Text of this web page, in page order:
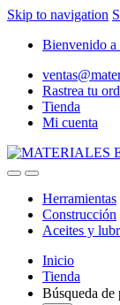
Skip to navigation
Bienvenido a
Rastrea tu
Tienda
Mi cuenta
Herramientas
Construcción
Aceites y
Inicio
Tienda
Búsqueda de